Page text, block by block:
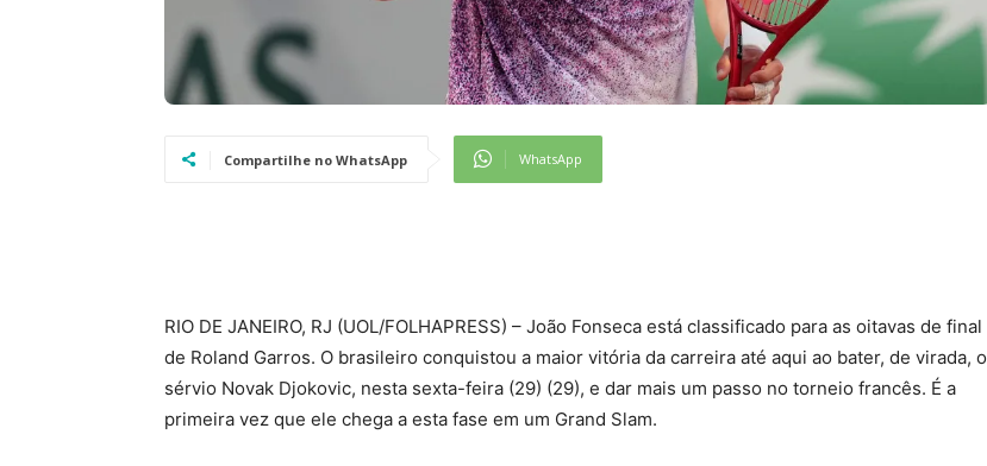
Compartilhe no WhatsApp WhatsApp
RIO DE JANEIRO, RJ (UOL/FOLHAPRESS) – João Fonseca está classificado para as oitavas de final
de Roland Garros. O brasileiro conquistou a maior vitória da carreira até aqui ao bater, de virada, o
sérvio Novak Djokovic, nesta sexta-feira (29) (29), e dar mais um passo no torneio francês. É a
primeira vez que ele chega a esta fase em um Grand Slam.